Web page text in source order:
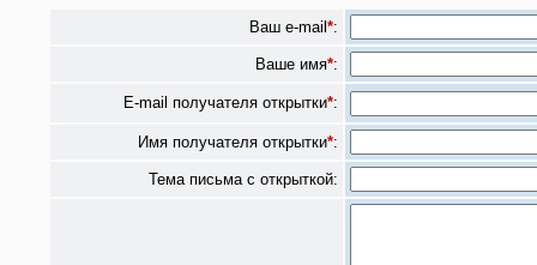
Ваш e-mail *:
Ваше имя*:
E-mail получателя открытки*:
Имя получателя открытки*:
Тема письма с открыткой: